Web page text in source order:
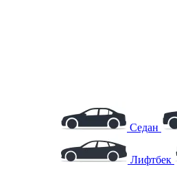
Седан
Лифтбек